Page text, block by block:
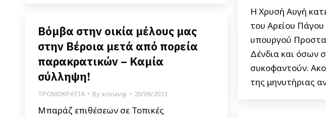
Η Χρυσή Αυγή
του Αρείου
υπουργού
Δένδια και όσων
συκοφαντούν.
της μηνυτήριας
Βόμβα στην οικία μέλους μας
στην Βέροια μετά από πορεία
παρακρατικών – Καμία
σύλληψη!
ΤΡΟΜΟΚΡΑΤΙΑ Byxrisiavgi 20/09/2013
Μπαράζ επιθέσεων σε Τοπικές